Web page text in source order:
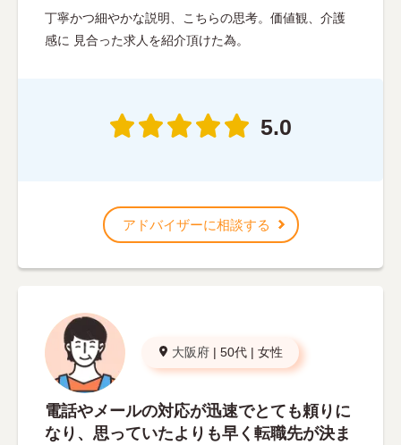
丁寧かつ細やかな説明、こちらの思考。価値観、介護
感に 見合った求人を紹介頂けた為。
5.0
アドバイザーに相談する
大阪府 | 50代 | 女性
電話やメールの対応が迅速でとても頼りに
なり、思っていたよりも早く転職先が決ま